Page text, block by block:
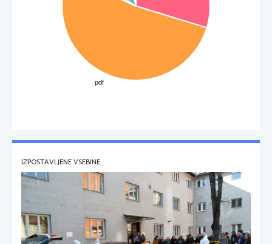
IZPOSTAVLJENE VSEBINE